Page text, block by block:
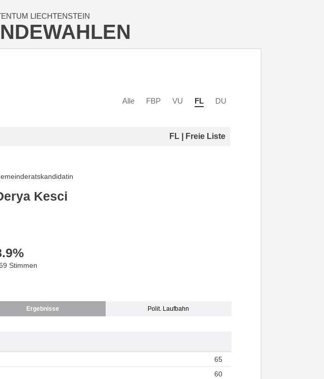
LIECHTENSTEIN
Alle FBP VU FL DU
FL | Freie Liste
Kesci
%
Stimmen
Ergebnisse Polit. Laufbahn
65
60